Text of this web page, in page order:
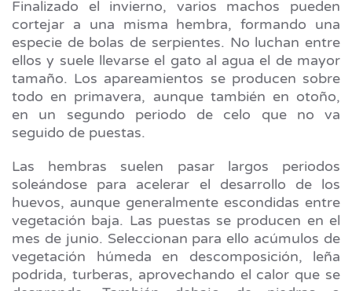
Finalizado el invierno, varios machos pueden
cortejar a una misma hembra, formando una
especie de bolas de serpientes. No luchan entre
ellos y suele llevarse el gato al agua el de mayor
tamaño. Los apareamientos se producen sobre
todo en primavera, aunque también en otoño,
en un segundo periodo de celo que no va
seguido de puestas.
Las hembras suelen pasar largos periodos
soleándose para acelerar el desarrollo de los
huevos, aunque generalmente escondidas entre
vegetación baja. Las puestas se producen en el
mes de junio. Seleccionan para ello acúmulos de
vegetación húmeda en descomposición, leña
podrida, turberas, aprovechando el calor que se